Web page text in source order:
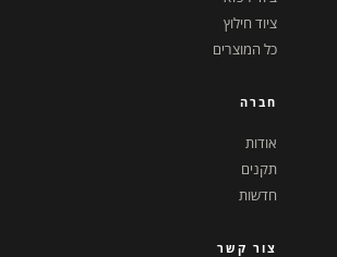
ציוד חילוץ
כל המוצרים
חברה
אודות
תקנים
חדשות
צור קשר